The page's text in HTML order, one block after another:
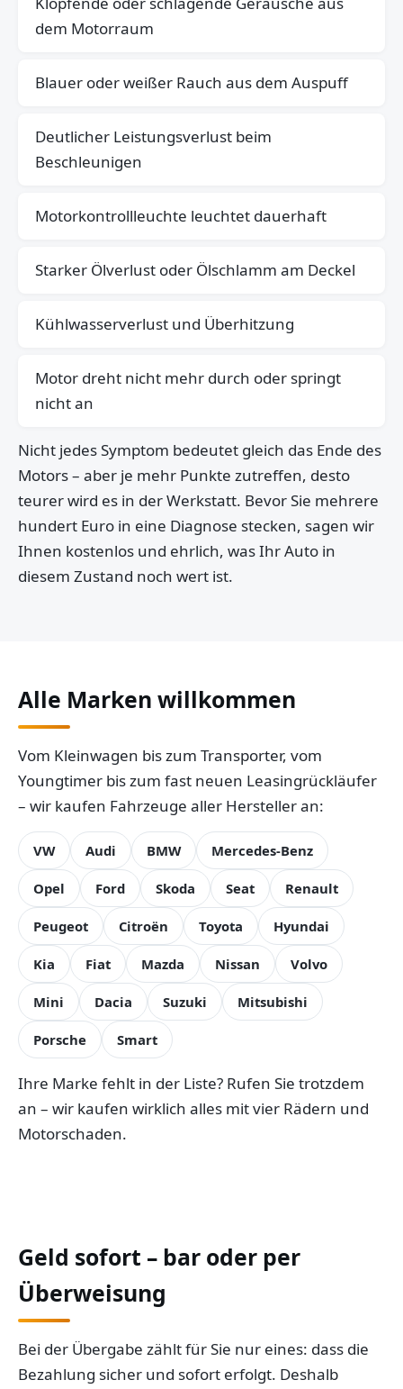
dem Motorraum
Blauer oder weißer Rauch aus dem Auspuff
Deutlicher Leistungsverlust beim
Beschleunigen
Motorkontrollleuchte leuchtet dauerhaft
Starker Ölverlust oder Ölschlamm am Deckel
Kühlwasserverlust und Überhitzung
Motor dreht nicht mehr durch oder springt
nicht an
Nicht jedes Symptom bedeutet gleich das Ende des
Motors – aber je mehr Punkte zutreffen, desto
teurer wird es in der Werkstatt. Bevor Sie mehrere
hundert Euro in eine Diagnose stecken, sagen wir
Ihnen kostenlos und ehrlich, was Ihr Auto in
diesem Zustand noch wert ist.
Alle Marken willkommen
Vom Kleinwagen bis zum Transporter, vom
Youngtimer bis zum fast neuen Leasingrückläufer
– wir kaufen Fahrzeuge aller Hersteller an:
VW Audi BMW Mercedes-Benz
Opel Ford Skoda Seat Renault
Peugeot Citroën Toyota Hyundai
Kia Fiat Mazda Nissan Volvo
Mini Dacia Suzuki Mitsubishi
Porsche Smart
Ihre Marke fehlt in der Liste? Rufen Sie trotzdem
an – wir kaufen wirklich alles mit vier Rädern und
Motorschaden.
Geld sofort – bar oder per
Überweisung
Bei der Übergabe zählt für Sie nur eines: dass die
Bezahlung sicher und sofort erfolgt. Deshalb